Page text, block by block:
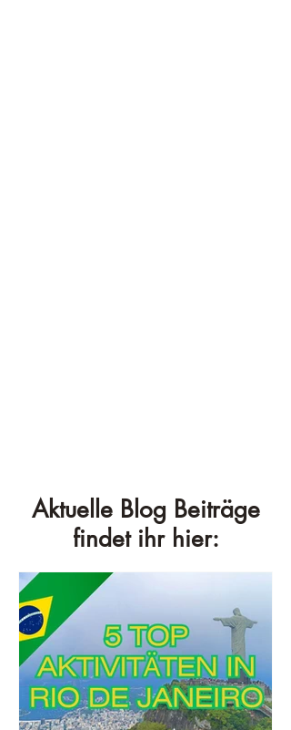
Aktuelle Blog Beiträge
findet ihr hier: